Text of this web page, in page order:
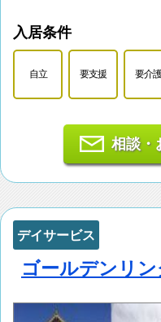
入居条件
自立 要支援 要介護
相談・
デイサービス
ゴールデンリ